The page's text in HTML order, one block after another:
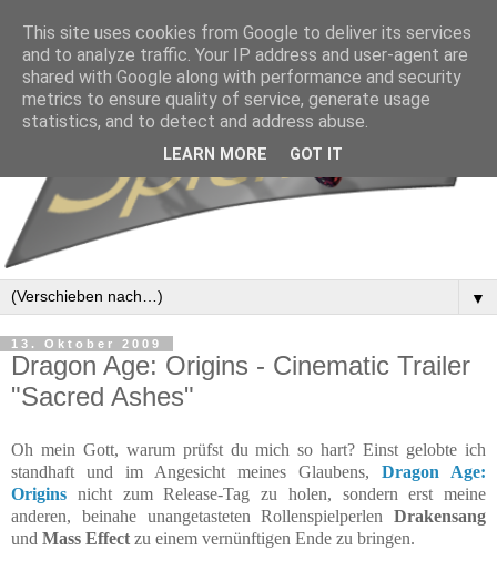
▼
13. Oktober 2009
Dragon Age: Origins - Cinematic Trailer
"Sacred Ashes"
Oh mein Gott, warum prüfst du mich so hart? Einst gelobte ich
standhaft und im Angesicht meines Glaubens, Dragon Age:
Origins nicht zum Release-Tag zu holen, sondern erst meine
anderen, beinahe unangetasteten Rollenspielperlen Drakensang
und Mass Effect zu einem vernünftigen Ende zu bringen.
This site uses cookies from Google to deliver its services
and to analyze traffic. Your IP address and user-agent are
shared with Google along with performance and security
metrics to ensure quality of service, generate usage
statistics, and to detect and address abuse.
LEARN MORE GOT IT